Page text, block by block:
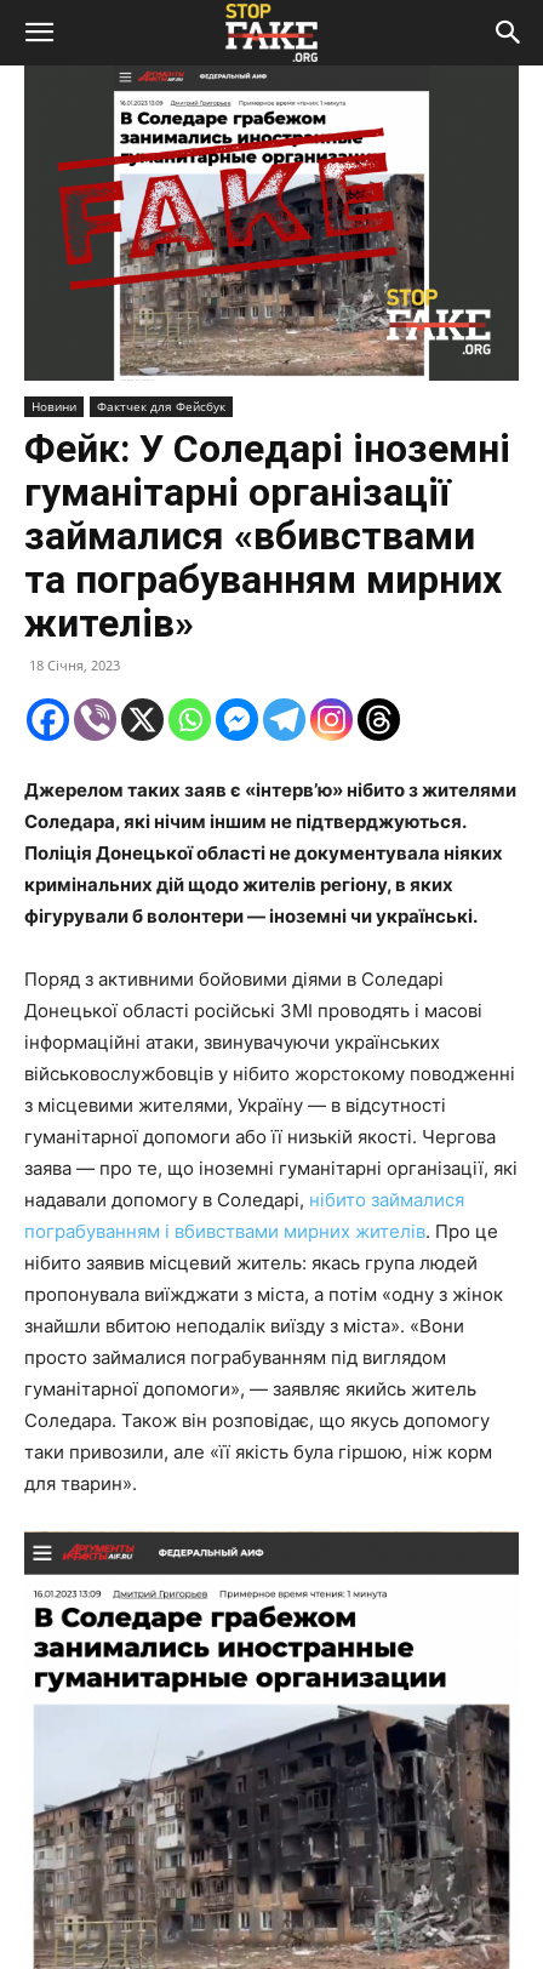
Новини Фактчек для Фейсбук
Фейк: У Соледарі іноземні
гуманітарні організації
займалися «вбивствами
та пограбуванням мирних
жителів»
18 Січня, 2023
Джерелом таких заяв є «інтерв’ю» нібито з жителями
Соледара, які нічим іншим не підтверджуються.
Поліція Донецької області не документувала ніяких
кримінальних дій щодо жителів регіону, в яких
фігурували б волонтери — іноземні чи українські.
Поряд з активними бойовими діями в Соледарі
Донецької області російські ЗМІ проводять і масові
інформаційні атаки, звинувачуючи українських
військовослужбовців у нібито жорстокому поводженні
з місцевими жителями, Україну — в відсутності
гуманітарної допомоги або її низькій якості. Чергова
заява — про те, що іноземні гуманітарні організації, які
надавали допомогу в Соледарі, нібито займалися
пограбуванням і вбивствами мирних жителів. Про це
нібито заявив місцевий житель: якась група людей
пропонувала виїжджати з міста, а потім «одну з жінок
знайшли вбитою неподалік виїзду з міста». «Вони
просто займалися пограбуванням під виглядом
гуманітарної допомоги», — заявляє якийсь житель
Соледара. Також він розповідає, що якусь допомогу
таки привозили, але «її якість була гіршою, ніж корм
для тварин».